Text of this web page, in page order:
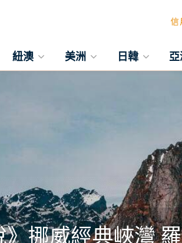
信
紐澳 美洲 日韓
挪威經典峽灣